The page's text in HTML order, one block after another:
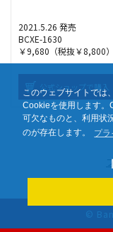
このウェブサイトでは
Cookieを使用します。
可欠なものと、利用状
のが存在します。
プラ
2021.5.26 発売
BCXE-1630
￥9,680（税抜￥8,800）
公式ショップで購入
©